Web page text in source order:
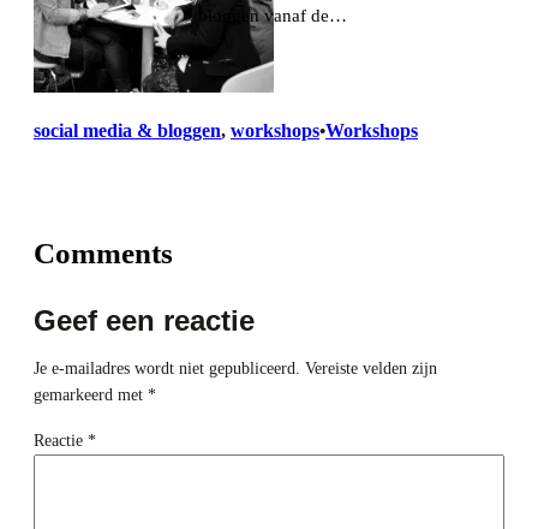
bloggen vanaf de…
social media & bloggen, workshops•Workshops
Comments
Geef een reactie
Je e-mailadres wordt niet gepubliceerd.
Vereiste velden zijn
gemarkeerd met *
Reactie *